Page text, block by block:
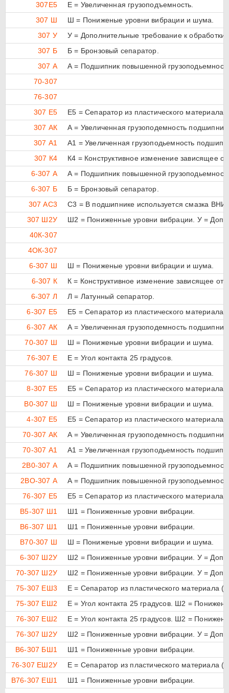
307E5
Е = Увеличенная грузоподъемность.
307 Ш
Ш = Пониженые уровни вибрации и шума.
307 У
У = Дополнительные требование к
307 Б
Б = Бронзовый сепаратор.
307 А
А = Подшипник повышенной
70-307
76-307
307 Е5
Е5 = Сепаратор из пластического материала
307 АК
А = Увеличенная грузоподемность
307 А1
А1 = Увеличенная грузоподьемность
307 К4
К4 = Конструктивное изменение зависящее
6-307 А
А = Подшипник повышенной
6-307 Б
Б = Бронзовый сепаратор.
307 АС3
С3 = В подшипнике используется смазка
307 Ш2У
Ш2 = Пониженные уровни вибрации. У =
40К-307
4ОК-307
6-307 Ш
Ш = Пониженые уровни вибрации и шума.
6-307 К
К = Конструктивное изменение зависящее от
6-307 Л
Л = Латунный сепаратор.
6-307 Е5
Е5 = Сепаратор из пластического материала
6-307 АК
А = Увеличенная грузоподемность
70-307 Ш
Ш = Пониженые уровни вибрации и шума.
76-307 Е
E = Угол контакта 25 градусов.
76-307 Ш
Ш = Пониженые уровни вибрации и шума.
8-307 Е5
Е5 = Сепаратор из пластического материала
В0-307 Ш
Ш = Пониженые уровни вибрации и шума.
4-307 Е5
Е5 = Сепаратор из пластического материала
70-307 АК
А = Увеличенная грузоподемность
70-307 А1
А1 = Увеличенная грузоподьемность
2В0-307 А
А = Подшипник повышенной
2ВО-307 А
А = Подшипник повышенной
76-307 Е5
Е5 = Сепаратор из пластического материала
В5-307 Ш1
Ш1 = Пониженные уровни вибрации.
В6-307 Ш1
Ш1 = Пониженные уровни вибрации.
В70-307 Ш
Ш = Пониженые уровни вибрации и шума.
6-307 Ш2У
Ш2 = Пониженные уровни вибрации. У =
70-307 Ш2У
Ш2 = Пониженные уровни вибрации. У =
75-307 ЕШ3
Е = Сепаратор из пластического материала
75-307 ЕШ2
E = Угол контакта 25 градусов. Ш2 =
76-307 ЕШ2
E = Угол контакта 25 градусов. Ш2 =
76-307 Ш2У
Ш2 = Пониженные уровни вибрации. У =
В6-307 БШ1
Ш1 = Пониженные уровни вибрации.
76-307 ЕШ2У
Е = Сепаратор из пластического материала
В76-307 ЕШ1
Ш1 = Пониженные уровни вибрации.